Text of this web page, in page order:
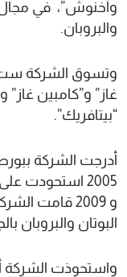
وأخنوش”، في مجال
والبروبان.
وتسوق الشركة ست
غاز” و”كامبين غاز” و
“بيتافريك”.
و 2009 قامت
البوتان والبروبان
واستحوذت الشركة